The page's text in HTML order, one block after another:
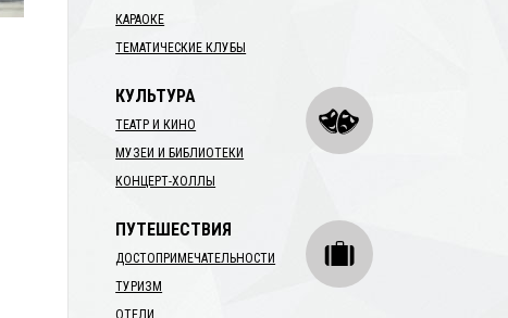
КАРАОКЕ
ТЕМАТИЧЕСКИЕ КЛУБЫ
КУЛЬТУРА
ТЕАТР И КИНО
МУЗЕИ И БИБЛИОТЕКИ
КОНЦЕРТ-ХОЛЛЫ
ПУТЕШЕСТВИЯ
ДОСТОПРИМЕЧАТЕЛЬНОСТИ
ТУРИЗМ
ОТЕЛИ